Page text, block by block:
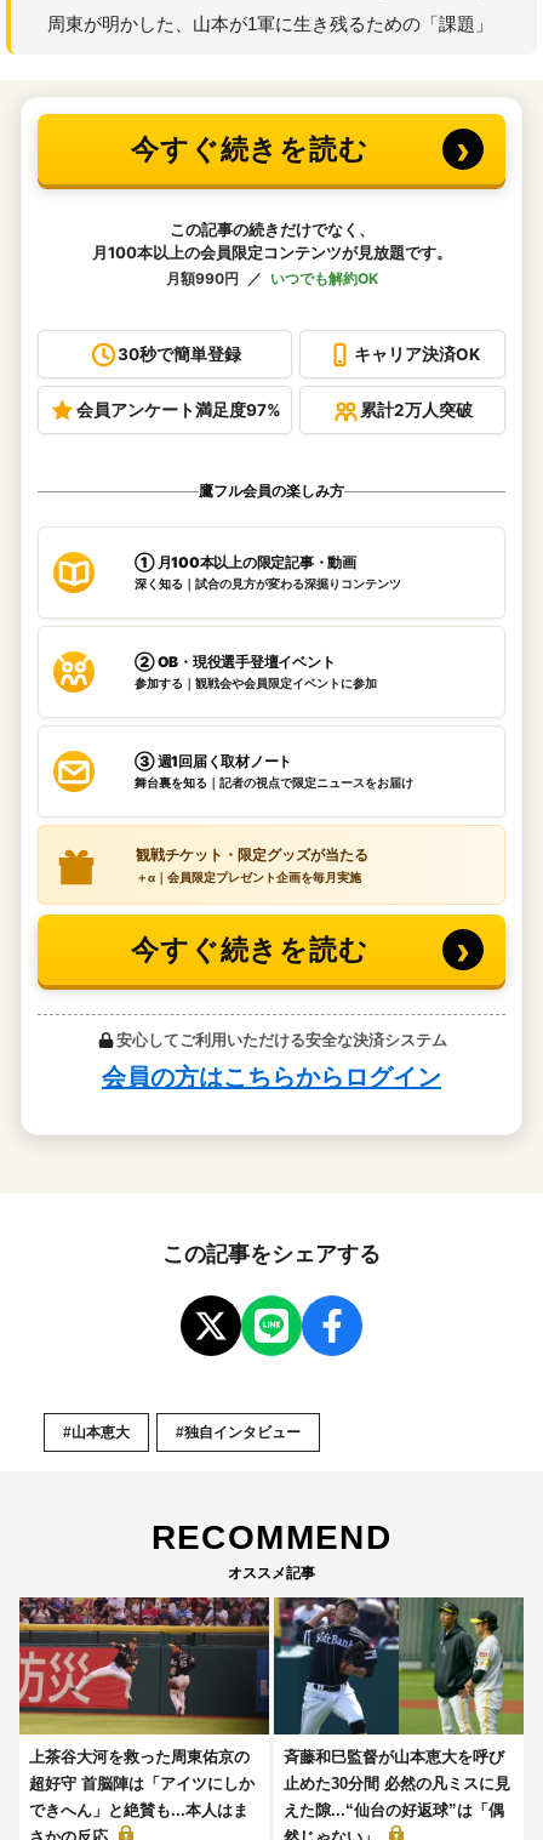
周東が明かした、山本が1軍に生き残るための「課題」
この記事をシェアする
#山本恵大 #独自インタビュー
RECOMMEND
オススメ記事
上茶谷大河を救った周東佑京の
超好守 首脳陣は「アイツにしか
できへん」と絶賛も...本人はま
斉藤和巳監督が山本恵大を呼び
止めた30分間 必然の凡ミスに見
えた隙...“仙台の好返球”は「偶